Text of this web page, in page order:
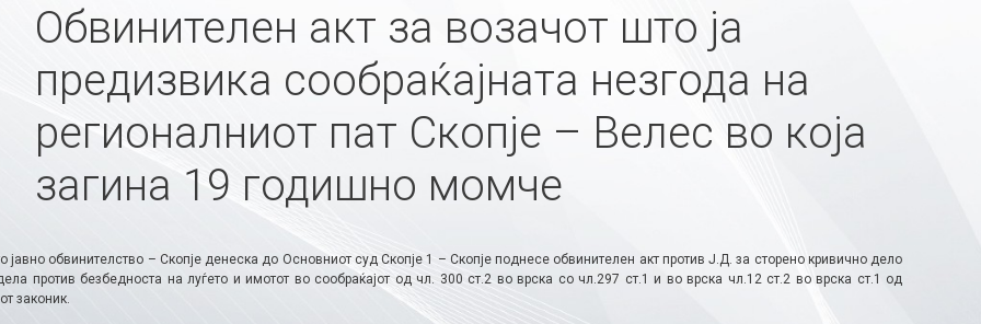
Обвинителен акт за возачот што ја
предизвика сообраќајната незгода на
регионалниот пат Скопје – Велес во која
загина 19 годишно момче
јавно обвинителство – Скопје денеска до Основниот суд Скопје 1 – Скопје поднесе обвинителен акт против Ј.Д. за сторено кривично дело
против безбедноста на луѓето и имотот во сообраќајот од чл. 300 ст.2 во врска со чл.297 ст.1 и во врска чл.12 ст.2 во врска ст.1 од
законик.